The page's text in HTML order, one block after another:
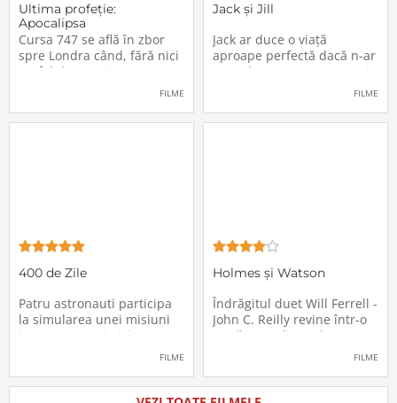
Ultima profeţie:
Apocalipsa
Cursa 747 se află în zbor
spre Londra când, fără nici
un fel de avertisment,
pasagerii încep să dispară
locurile lor. Teroarea și
FILME
Jack și Jill
Jack ar duce o viață
aproape perfectă dacă n-ar
avea de suportat o excepție
sărbători - sora lui
FILME
400 de Zile
Patru astronauti participa
la simularea unei misiuni
in care sunt trimisi pe o
psihologice pe care le are
calatoria in spatiu. Starea
FILME
Holmes și Watson
Îndrăgitul duet Will Ferrell -
John C. Reilly revine într-o
nouă comedie: Holmes &
Watson, povestea super-
Holmes și a asistentului
său, dr. Watson, inspirată
FILME